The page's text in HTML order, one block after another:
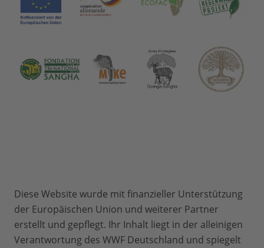
Diese Website wurde mit finanzieller Unterstützung
der Europäischen Union und weiterer Partner
erstellt und gepflegt. Ihr Inhalt liegt in der alleinigen
Verantwortung des WWF Deutschland und spiegelt